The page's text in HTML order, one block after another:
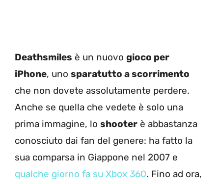
Deathsmiles è un nuovo gioco per
iPhone, uno sparatutto a scorrimento
che non dovete assolutamente perdere.
Anche se quella che vedete è solo una
prima immagine, lo shooter è abbastanza
conosciuto dai fan del genere: ha fatto la
sua comparsa in Giappone nel 2007 e
qualche giorno fa su Xbox 360. Fino ad ora,